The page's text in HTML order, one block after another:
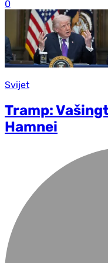
0
Svijet
Tramp:
Hamnei